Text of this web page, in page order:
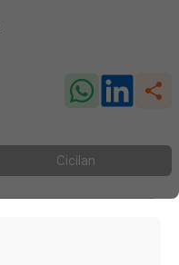
Cicilan